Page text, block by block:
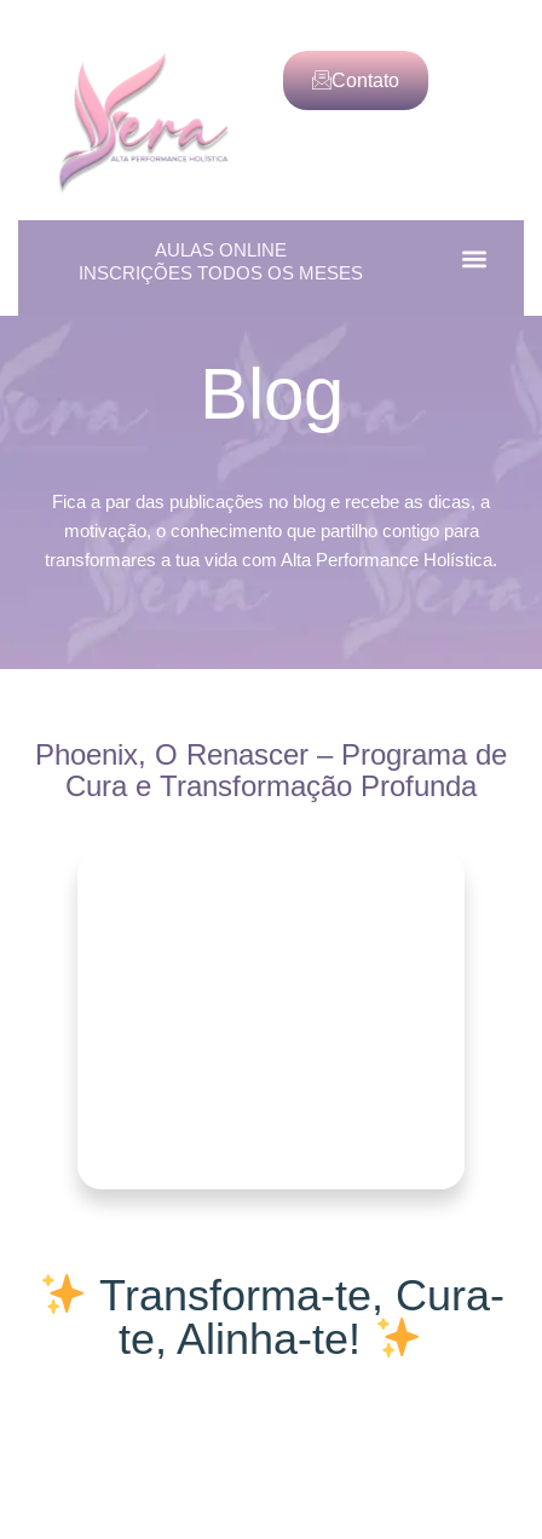
Contato
AULAS ONLINE
INSCRIÇÕES TODOS OS MESES
Blog
Fica a par das publicações no blog e recebe as dicas, a
motivação, o conhecimento que partilho contigo para
transformares a tua vida com Alta Performance Holística.
Phoenix, O Renascer – Programa de
Cura e Transformação Profunda
Transforma-te, Cura-
te, Alinha-te!